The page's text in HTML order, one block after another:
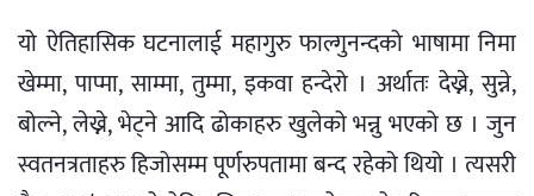
यो ऐतिहासिक घटनालाई महागुरु फाल्गुनन्दको भाषामा निमा
खेम्मा, पाप्मा, साम्मा, तुम्मा, इकवा हन्देरो । अर्थातः देख्ने, सुन्ने,
बोल्ने, लेख्ने, भेट्ने आदि ढोकाहरु खुलेको भन्नु भएको छ । जुन
स्वतनत्रताहरु हिजोसम्म पूर्णरुपतामा बन्द रहेको थियो । त्यसरी